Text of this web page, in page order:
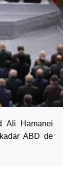
Ali Hamanei
ABD de